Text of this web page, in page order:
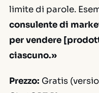
limite di parole.
consulente di
per vendere
ciascuno.»
Prezzo: Gratis